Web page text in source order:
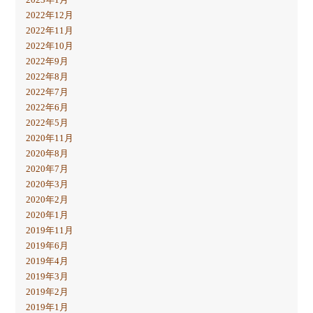
2022年12月
2022年11月
2022年10月
2022年9月
2022年8月
2022年7月
2022年6月
2022年5月
2020年11月
2020年8月
2020年7月
2020年3月
2020年2月
2020年1月
2019年11月
2019年6月
2019年4月
2019年3月
2019年2月
2019年1月